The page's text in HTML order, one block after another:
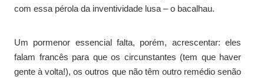
com essa pérola da inventividade lusa – o bacalhau.
Um pormenor essencial falta, porém, acrescentar: eles
falam francês para que os circunstantes (tem que haver
gente à volta!), os outros que não têm outro remédio senão